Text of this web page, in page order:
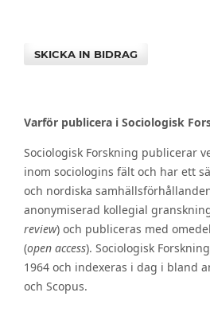
SKICKA IN BIDRAG
Varför publicera i Sociologisk
Sociologisk Forskning publicerar
inom sociologins fält och har ett
och nordiska
anonymiserad kollegial
review) och publiceras med
(open access). Sociologisk
1964 och indexeras i dag i bland
och Scopus.